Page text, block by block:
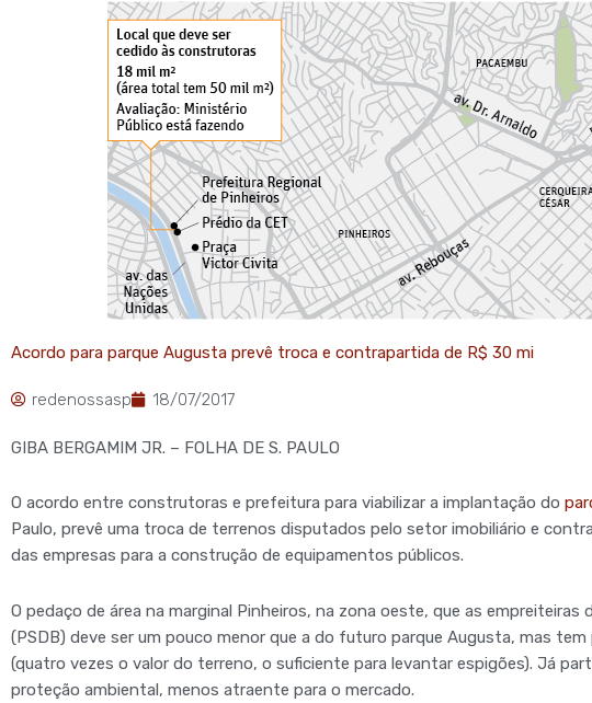
Acordo para parque Augusta prevê troca e contrapartida de R$ 30 mi
redenossasp 18/07/2017
GIBA BERGAMIM JR. – FOLHA DE S. PAULO
O acordo entre construtoras e prefeitura para viabilizar a implantação do
Paulo, prevê uma troca de terrenos disputados pelo setor imobiliário e
das empresas para a construção de equipamentos públicos.
O pedaço de área na marginal Pinheiros, na zona oeste, que as empreiteiras
(PSDB) deve ser um pouco menor que a do futuro parque Augusta, mas
(quatro vezes o valor do terreno, o suficiente para levantar espigões). Já
proteção ambiental, menos atraente para o mercado.